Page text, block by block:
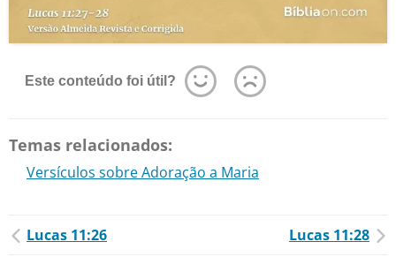
Este conteúdo foi útil?
Temas relacionados:
Versículos sobre Adoração a Maria
Lucas 11:26 Lucas 11:28